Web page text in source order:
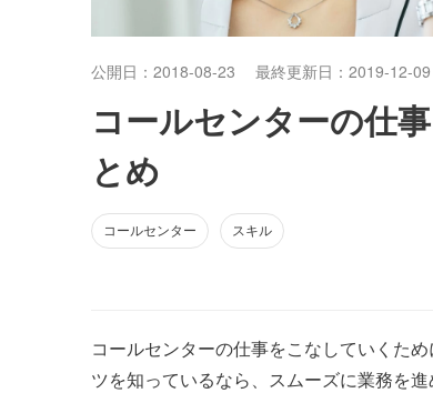
公開日：2018-08-23 最終更新日：2019-12-09
コールセンターの仕
とめ
コールセンター スキル
コールセンターの仕事をこなしていくた
ツを知っているなら、スムーズに業務を